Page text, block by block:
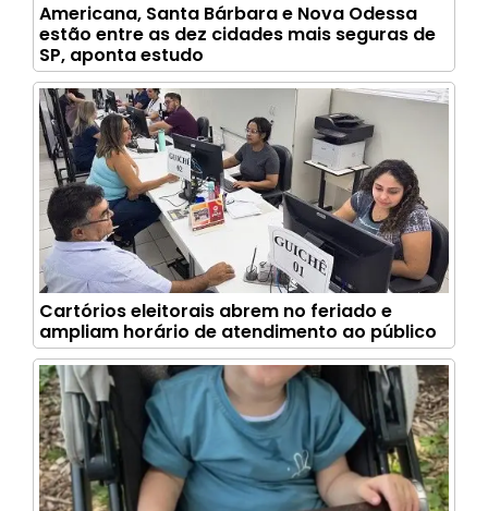
Americana, Santa Bárbara e Nova Odessa
estão entre as dez cidades mais seguras de
SP, aponta estudo
Cartórios eleitorais abrem no feriado e
ampliam horário de atendimento ao público